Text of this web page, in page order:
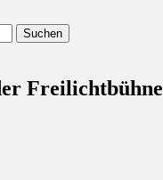
Freilichtbühne